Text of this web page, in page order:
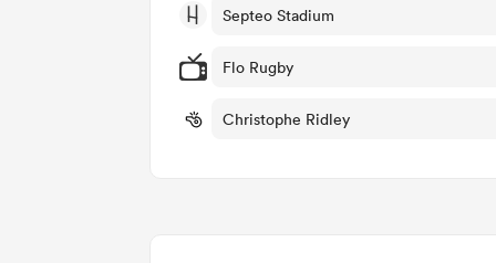
Septeo Stadium
Flo Rugby
Christophe Ridley